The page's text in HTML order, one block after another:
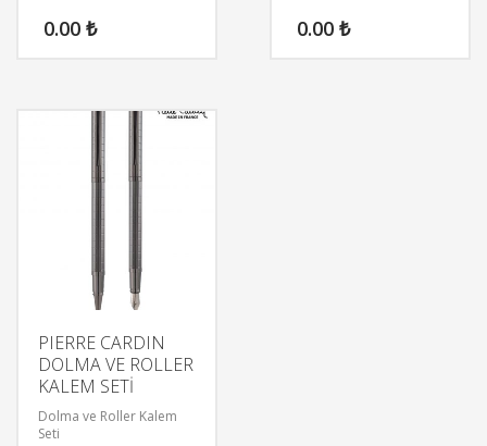
0.00 ₺ 0.00 ₺
PIERRE CARDIN
DOLMA VE ROLLER
KALEM SETİ
Dolma ve Roller Kalem
Seti